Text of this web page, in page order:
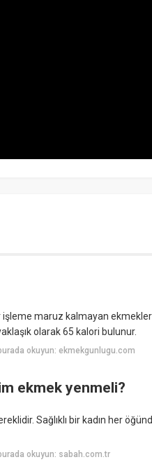
maruz kalmayan
olarak 65 kalori bulunur.
okuyun: ekmekgunlugu.com
ekmek yenmeli?
Sağlıklı bir kadın her
okuyun: sabah.com.tr